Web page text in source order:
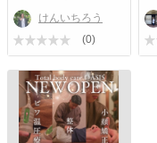
けんいちろう
(0)